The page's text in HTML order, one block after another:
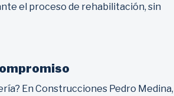
el proceso de rehabilitación, sin
En Construcciones Pedro Medina,